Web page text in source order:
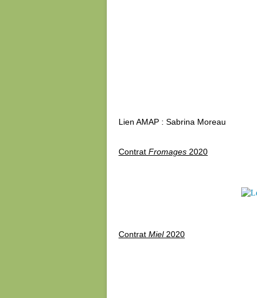
Lien AMAP : Sabrina Moreau
Contrat Fromages 2020
Contrat Miel2020